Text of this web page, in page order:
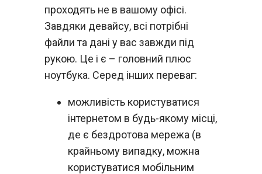
проходять не в вашому офісі.
Завдяки девайсу, всі потрібні
файли та дані у вас завжди під
рукою. Це і є – головний плюс
ноутбука. Серед інших переваг:
можливість користуватися
інтернетом в будь-якому місці,
де є бездротова мережа (в
крайньому випадку, можна
користуватися мобільним